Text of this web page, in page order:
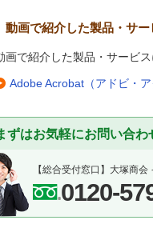
動画で紹介した製品・サー
画で紹介した製品・サービ
Adobe Acrobat（アドビ・ア
ずはお気軽にお問い合わ
【総合受付窓口】 大塚商会
0120-